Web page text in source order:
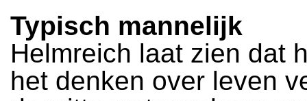
Typisch mannelijk
Helmreich laat zien dat
het denken over leven